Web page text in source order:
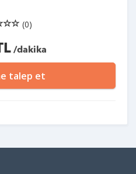
(0)
/dakika
talep et